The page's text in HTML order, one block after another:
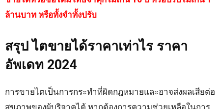
ล้านบาท หรือทั้งจำทั้งปรับ
สรุป ไตขายได้ราคาเท่าไร ราคา
อัพเดท 2024
การขายไตเป็นการกระทำที่ผิดกฎหมายและอาจส่งผลเสียต่อ